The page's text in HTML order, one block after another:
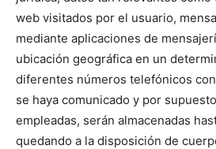
web visitados por el usuario,
mediante aplicaciones de
ubicación geográfica en un
diferentes números telefónicos
se haya comunicado y por
empleadas, serán almacenadas
quedando a la disposición de